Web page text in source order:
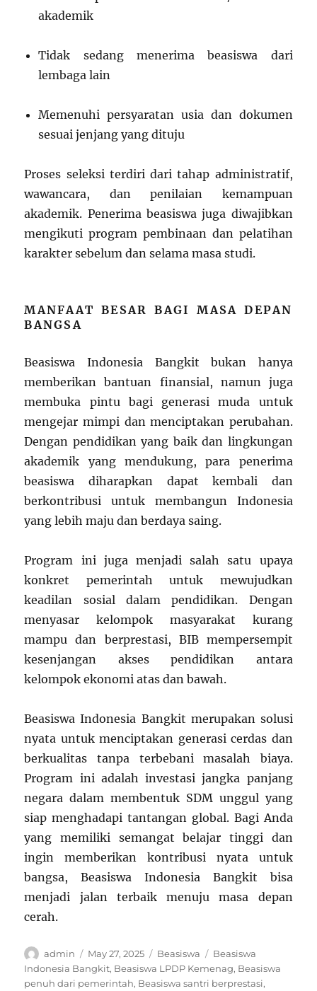
akademik
Tidak sedang menerima beasiswa dari
lembaga lain
Memenuhi persyaratan usia dan dokumen
sesuai jenjang yang dituju
Proses seleksi terdiri dari tahap administratif,
wawancara, dan penilaian kemampuan
akademik. Penerima beasiswa juga diwajibkan
mengikuti program pembinaan dan pelatihan
karakter sebelum dan selama masa studi.
MANFAAT BESAR BAGI MASA DEPAN
BANGSA
Beasiswa Indonesia Bangkit bukan hanya
memberikan bantuan finansial, namun juga
membuka pintu bagi generasi muda untuk
mengejar mimpi dan menciptakan perubahan.
Dengan pendidikan yang baik dan lingkungan
akademik yang mendukung, para penerima
beasiswa diharapkan dapat kembali dan
berkontribusi untuk membangun Indonesia
yang lebih maju dan berdaya saing.
Program ini juga menjadi salah satu upaya
konkret pemerintah untuk mewujudkan
keadilan sosial dalam pendidikan. Dengan
menyasar kelompok masyarakat kurang
mampu dan berprestasi, BIB mempersempit
kesenjangan akses pendidikan antara
kelompok ekonomi atas dan bawah.
Beasiswa Indonesia Bangkit merupakan solusi
nyata untuk menciptakan generasi cerdas dan
berkualitas tanpa terbebani masalah biaya.
Program ini adalah investasi jangka panjang
negara dalam membentuk SDM unggul yang
siap menghadapi tantangan global. Bagi Anda
yang memiliki semangat belajar tinggi dan
ingin memberikan kontribusi nyata untuk
bangsa, Beasiswa Indonesia Bangkit bisa
menjadi jalan terbaik menuju masa depan
cerah.
Author
admin
Posted
on
May 27, 2025 Categories
Beasiswa Tags
Beasiswa
Indonesia Bangkit, Beasiswa LPDP Kemenag, Beasiswa
penuh dari pemerintah, Beasiswa santri berprestasi,